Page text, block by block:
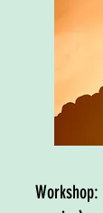
Workshop: